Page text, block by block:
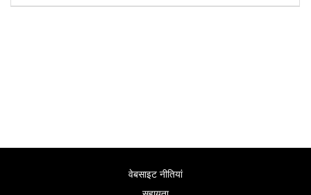
वेबसाइट नीतियां